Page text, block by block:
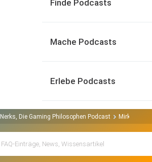
Finde Podcasts
Mache Podcasts
Erlebe Podcasts
Nerks, Die Gaming Philosophen Podcast Mirko allein